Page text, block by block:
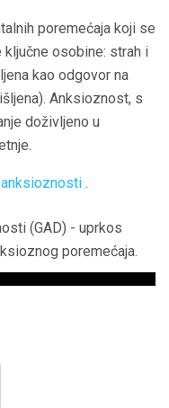
poremećaja koji se
osobine: strah i
kao odgovor na
Anksioznost, s
doživljeno u
.
(GAD) - uprkos
poremećaja.